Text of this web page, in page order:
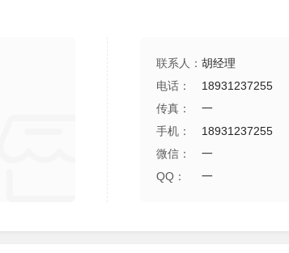
联系人： 胡经理
电话：
18931237255
传真：
一
手机：
18931237255
微信：
一
QQ：
一